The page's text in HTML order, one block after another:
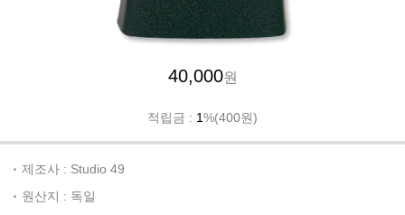
40,000원
적립금 : 1%(400원)
제조사 : Studio 49
원산지 : 독일